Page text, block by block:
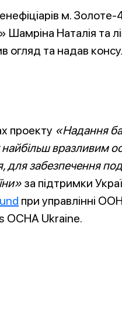
м. Золоте-
Шамріна Наталія та
огляд та надав
проекту «Надання
вразливим
для забезпечення
за підтримки
при управлінні
OCHA Ukraine.